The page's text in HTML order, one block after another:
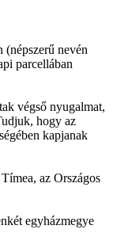
(népszerű nevén
parcellában
végső nyugalmat,
hogy az
kapjanak
az Országos
egyházmegye